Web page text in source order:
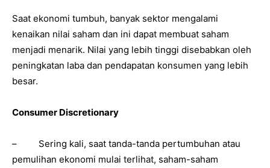
Saat ekonomi tumbuh, banyak sektor mengalami
kenaikan nilai saham dan ini dapat membuat saham
menjadi menarik. Nilai yang lebih tinggi disebabkan oleh
peningkatan laba dan pendapatan konsumen yang lebih
besar.
Consumer Discretionary
– Sering kali, saat tanda-tanda pertumbuhan atau
pemulihan ekonomi mulai terlihat, saham-saham